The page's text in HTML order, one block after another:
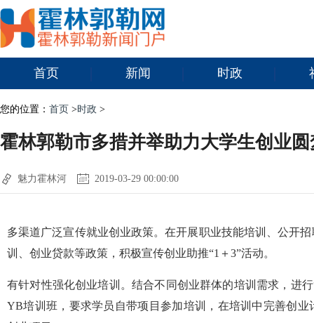
首页 新闻 时政
您的位置： 首页 >时政 >
霍林郭勒市多措并举助力大学生创业圆
魅力霍林河 2019-03-29 00:00:00
多渠道广泛宣传就业创业政策。在开展职业技能培训、公开
训、创业贷款等政策，积极宣传创业助推“1＋3”活动。
有针对性强化创业培训。结合不同创业群体的培训需求，进
YB培训班，要求学员自带项目参加培训，在培训中完善创